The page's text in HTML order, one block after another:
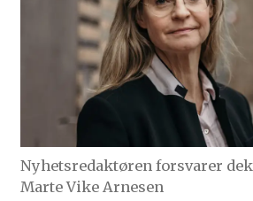
Nyhetsredaktøren forsvarer
Marte Vike Arnesen